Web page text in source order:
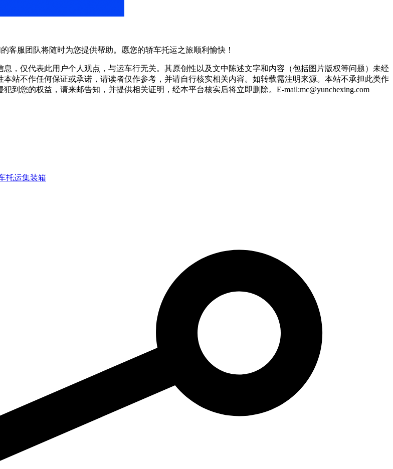
客服团队将随时为您提供帮助。愿您的轿车托运之旅顺利愉快！
，仅代表此用户个人观点，与运车行无关。其原创性以及文中陈述文字和内容（包括图片版权等问题）未经
站不作任何保证或承诺，请读者仅作参考，并请自行核实相关内容。如转载需注明来源。本站不承担此类作
您的权益，请来邮告知，并提供相关证明，经本平台核实后将立即删除。E-mail:mc@yunchexing.com
托运集装箱